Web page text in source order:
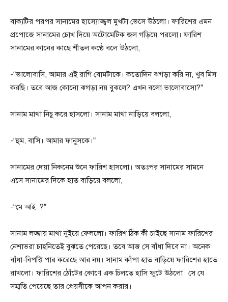
বাক্যটির পরপর সানামের হাস্যোজ্জ্বল মুখটা ভেসে উঠলো। ফারিশের এমন
প্রপোজে সানামের চোখ দিয়ে অটোমেটিক জল গড়িয়ে পরলো। ফারিশ
সানামের কানের কাছে শীতল কণ্ঠে বলে উঠলো,
-“ভালোবাসি, আমার এই রাগি বোমটাকে। কতোদিন ঝগড়া করি না, খুব মিস
করছি। তবে আজ কোনো ঝগড়া নয় বুঝলে? এখন বলো ভালোবাসো?”
সানাম মাথা নিচু করে হাসলো। সানাম মাথা নাড়িয়ে বললো,
-“হুম, বাসি। আমার ফানুসকে।”
সানামের দেয়া নিকনেম শুনে ফারিশ হাসলো। অতঃপর সানামের সামনে
এসে সানামের দিকে হাত বাড়িয়ে বললো,
-“মে আই..?”
সানাম লজ্জায় মাথা নুইয়ে ফেললো। ফারিশ ঠিক কী চাইছে সানাম ফারিশের
নেশাভরা চাহনিতেই বুঝতে পেরেছে। তবে আজ সে বাঁধা দিবে না। অনেক
বাঁধা-বিপত্তি পার করেছে আর নয়। সানাম কাঁপা হাত বাড়িয়ে ফারিশের হাতে
রাখলো। ফারিশের ঠোঁটের কোণে এক চিলতে হাসি ফুটে উঠলো। সে যে
সম্মতি পেয়েছে তার প্রেয়সীকে আপন করার।